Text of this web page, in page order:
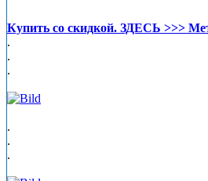
Купить со скидкой. ЗДЕСЬ >>>
.
.
.
.
.
.